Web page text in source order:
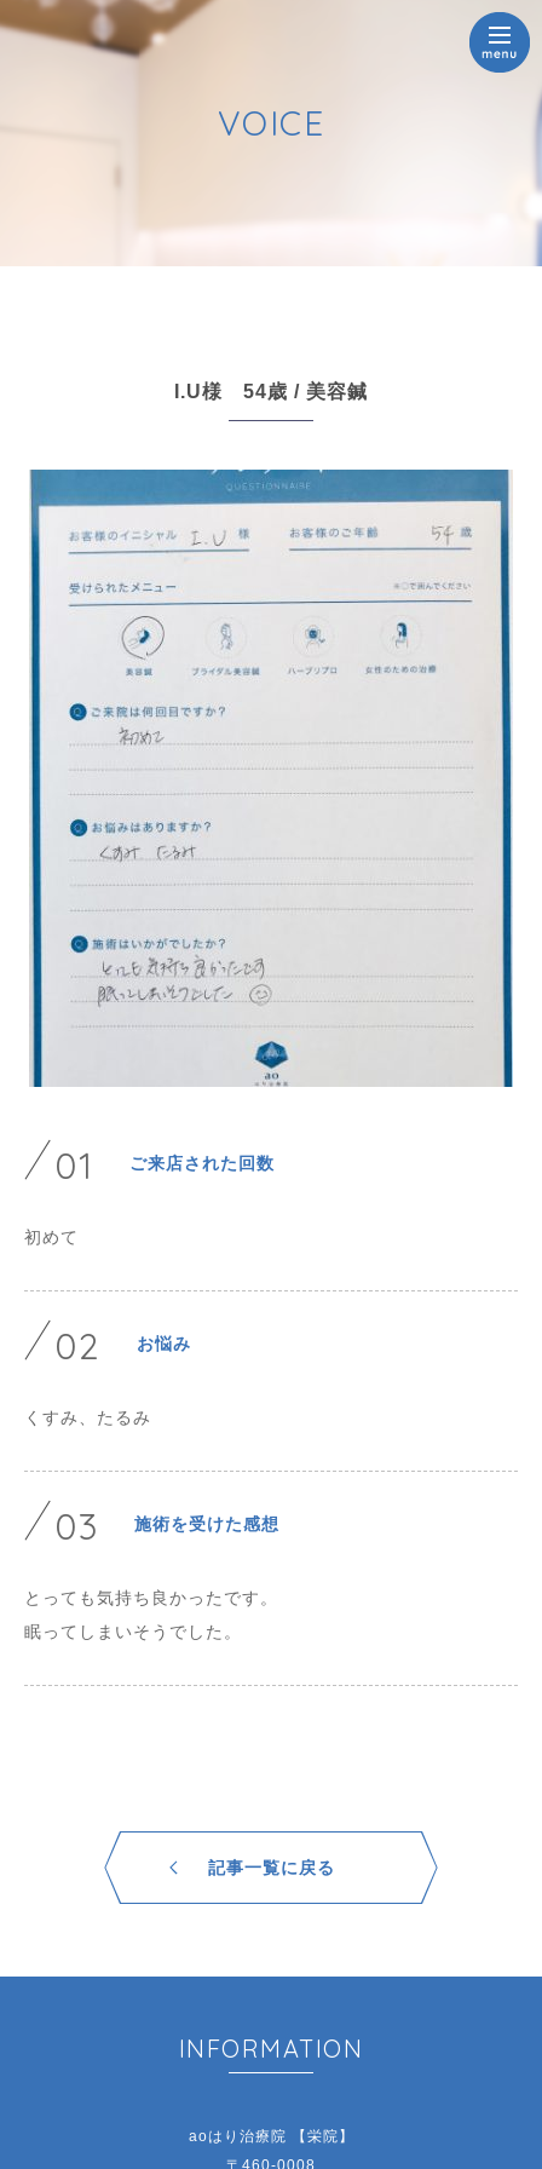
VOICE
I.U様 54歳 / 美容鍼
01 ご来店された回数
初めて
02 お悩み
くすみ、たるみ
03 施術を受けた感想
とっても気持ち良かったです。
眠ってしまいそうでした。
記事一覧に戻る
INFORMATION
aoはり治療院 【栄院】
〒460-0008